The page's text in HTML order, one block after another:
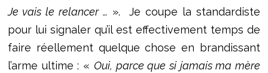
Je vais le relancer … ». Je coupe la standardiste
pour lui signaler qu’il est effectivement temps de
faire réellement quelque chose en brandissant
l’arme ultime : « Oui, parce que si jamais ma mère